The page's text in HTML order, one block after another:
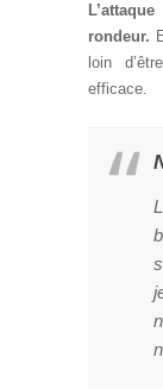
rondeur.
loin
efficace.